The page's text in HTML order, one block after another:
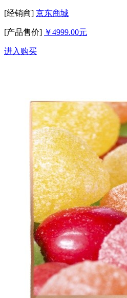
[经销商] 京东商城
[产品售价] ￥4999.00元
进入购买